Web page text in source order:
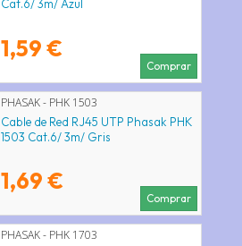
Cat.6/ 3m/ Azul
1,59 €
Comprar
PHASAK - PHK 1503
Cable de Red RJ45 UTP Phasak PHK
1503 Cat.6/ 3m/ Gris
1,69 €
Comprar
PHASAK - PHK 1703